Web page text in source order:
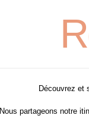
Découvrez et
Nous partageons notre